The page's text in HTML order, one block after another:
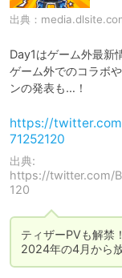
出典：
Day1はゲーム外最新
ゲーム外でのコラボ
ンの発表も…！
https://
71252120
出典:
https://twitter.com/
120
ティザーPVも解禁！
2024年の4月から